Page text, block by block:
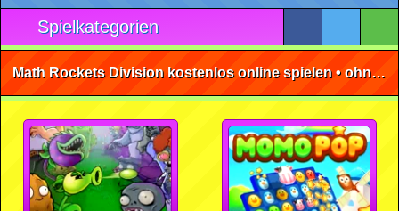
Spielkategorien
Math Rockets Division kostenlos online spielen • ohne Anmeldung 🕹️